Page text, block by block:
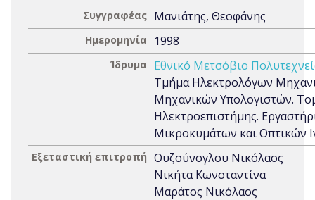
Συγγραφέας Μανιάτης, Θεοφάνης
Ημερομηνία 1998
Ίδρυμα
Εθνικό Μετσόβιο
Τμήμα Ηλεκτρολόγων
Μηχανικών Υπολογιστών.
Ηλεκτροεπιστήμης.
Μικροκυμάτων και Οπτικών
Εξεταστική επιτροπή Ουζούνογλου Νικόλαος
Νικήτα Κωνσταντίνα
Μαράτος Νικόλαος